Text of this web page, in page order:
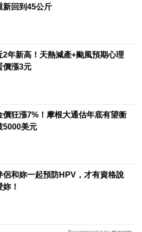
新回到45公斤
2年新高！天熱減產+颱風預期心理
價漲3元
價狂漲7%！摩根大通估年底有望衝
5000美元
侶和妳一起預防HPV，才有資格說
妳！